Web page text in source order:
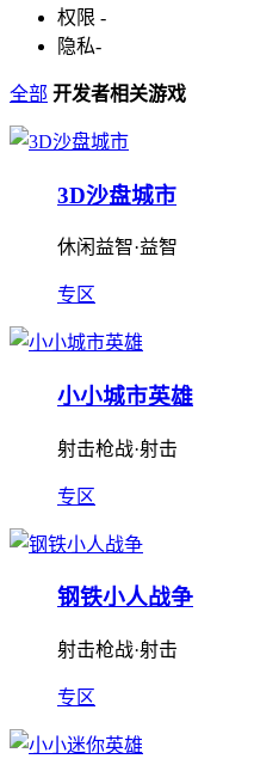
权限 -
隐私-
全部 开发者相关游戏
3D沙盘城市
休闲益智·益智
专区
小小城市英雄
射击枪战·射击
专区
钢铁小人战争
射击枪战·射击
专区